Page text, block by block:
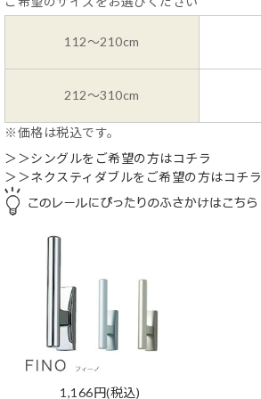
112～210cm
212～310cm
※価格は税込です。
＞＞シングルをご希望の方はコチラ
＞＞ネクスティダブルをご希望の方はコチラ
1,166円(税込)